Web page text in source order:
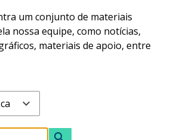
um conjunto de materiais
nossa equipe, como notícias,
materiais de apoio, entre
expand_more